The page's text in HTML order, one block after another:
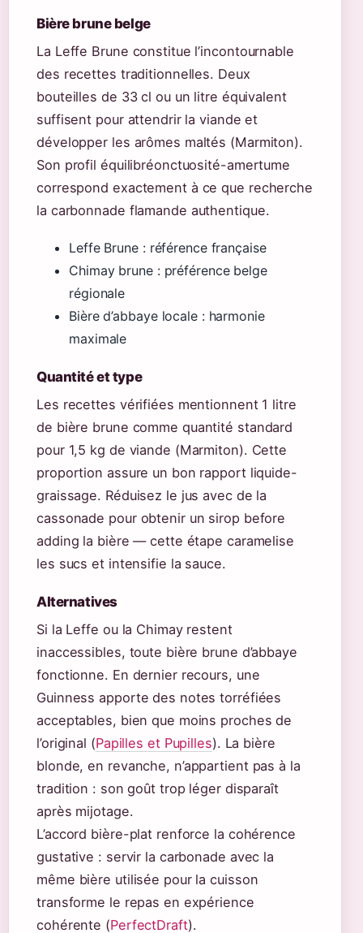
Bière brune belge
La Leffe Brune constitue l’incontournable
des recettes traditionnelles. Deux
bouteilles de 33 cl ou un litre équivalent
suffisent pour attendrir la viande et
développer les arômes maltés (Marmiton).
Son profil équilibréonctuosité-amertume
correspond exactement à ce que recherche
la carbonnade flamande authentique.
Leffe Brune : référence française
Chimay brune : préférence belge
régionale
Bière d’abbaye locale : harmonie
maximale
Quantité et type
Les recettes vérifiées mentionnent 1 litre
de bière brune comme quantité standard
pour 1,5 kg de viande (Marmiton). Cette
proportion assure un bon rapport liquide-
graissage. Réduisez le jus avec de la
cassonade pour obtenir un sirop before
adding la bière — cette étape caramelise
les sucs et intensifie la sauce.
Alternatives
Si la Leffe ou la Chimay restent
inaccessibles, toute bière brune d’abbaye
fonctionne. En dernier recours, une
Guinness apporte des notes torréfiées
acceptables, bien que moins proches de
l’original (Papilles et Pupilles). La bière
blonde, en revanche, n’appartient pas à la
tradition : son goût trop léger disparaît
après mijotage.
L’accord bière-plat renforce la cohérence
gustative : servir la carbonade avec la
même bière utilisée pour la cuisson
transforme le repas en expérience
cohérente (PerfectDraft).